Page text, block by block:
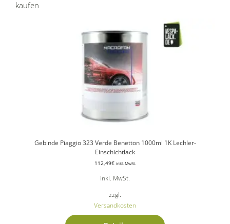
kaufen
Gebinde Piaggio 323 Verde Benetton 1000ml 1K Lechler-
Einschichtlack
112,49€ inkl. MwSt.
inkl. MwSt.
zzgl.
Versandkosten